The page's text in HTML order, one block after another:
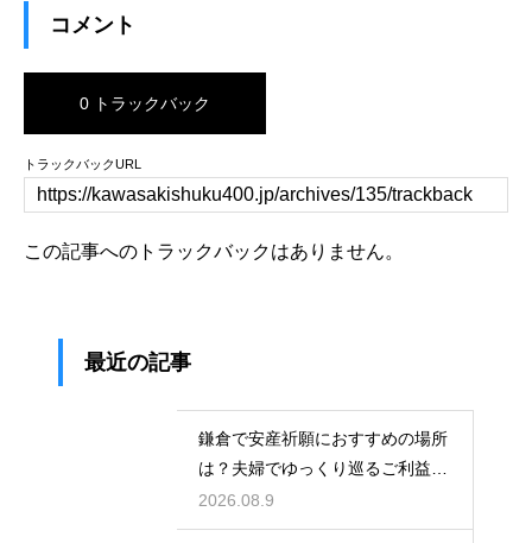
コメント
0 トラックバック
トラックバックURL
この記事へのトラックバックはありません。
最近の記事
鎌倉で安産祈願におすすめの場所
は？夫婦でゆっくり巡るご利益ス
ポット
2026.08.9